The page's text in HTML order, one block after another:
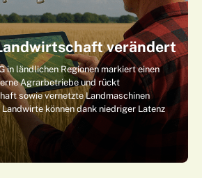
verändert
in ländlichen Regionen markiert einen
Agrarbetriebe und rückt
sowie vernetzte Landmaschinen
können dank niedriger Latenz